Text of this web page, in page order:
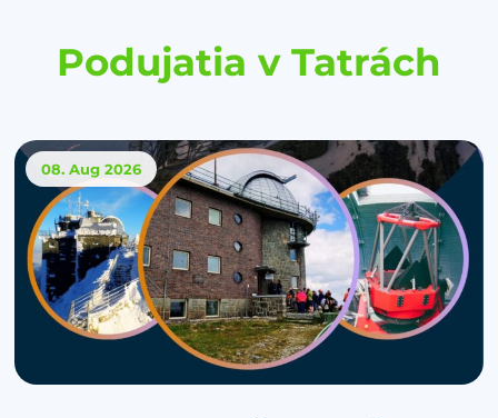
Podujatia v Tatrách
08. Aug 2026